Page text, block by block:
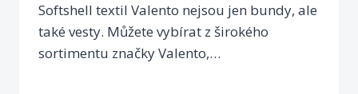
Softshell textil Valento nejsou jen bundy, ale
také vesty. Můžete vybírat z širokého
sortimentu značky Valento,…